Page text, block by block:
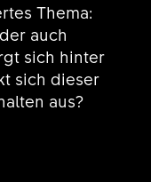
Thema:
auch
sich hinter
sich dieser
aus?